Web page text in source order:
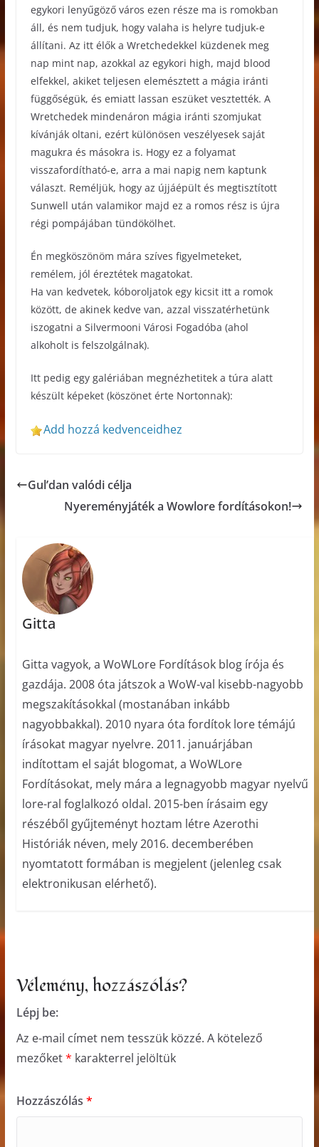
egykori lenyűgöző város ezen része ma is romokban
áll, és nem tudjuk, hogy valaha is helyre tudjuk-e
állítani. Az itt élők a Wretchedekkel küzdenek meg
nap mint nap, azokkal az egykori high, majd blood
elfekkel, akiket teljesen elemésztett a mágia iránti
függőségük, és emiatt lassan eszüket vesztették. A
Wretchedek mindenáron mágia iránti szomjukat
kívánják oltani, ezért különösen veszélyesek saját
magukra és másokra is. Hogy ez a folyamat
visszafordítható-e, arra a mai napig nem kaptunk
választ. Reméljük, hogy az újjáépült és megtisztított
Sunwell után valamikor majd ez a romos rész is újra
régi pompájában tündökölhet.
Én megköszönöm mára szíves figyelmeteket,
remélem, jól éreztétek magatokat.
Ha van kedvetek, kóboroljatok egy kicsit itt a romok
között, de akinek kedve van, azzal visszatérhetünk
iszogatni a Silvermooni Városi Fogadóba (ahol
alkoholt is felszolgálnak).
Itt pedig egy galériában megnézhetitek a túra alatt
készült képeket (köszönet érte Nortonnak):
Add hozzá kedvenceidhez
Gul’dan valódi célja
Nyereményjáték a Wowlore fordításokon!
Gitta
Gitta vagyok, a WoWLore Fordítások blog írója és
gazdája. 2008 óta játszok a WoW-val kisebb-nagyobb
megszakításokkal (mostanában inkább
nagyobbakkal). 2010 nyara óta fordítok lore témájú
írásokat magyar nyelvre. 2011. januárjában
indítottam el saját blogomat, a WoWLore
Fordításokat, mely mára a legnagyobb magyar nyelvű
lore-ral foglalkozó oldal. 2015-ben írásaim egy
részéből gyűjteményt hoztam létre Azerothi
Históriák néven, mely 2016. decemberében
nyomtatott formában is megjelent (jelenleg csak
elektronikusan elérhető).
Vélemény, hozzászólás?
Lépj be:
Az e-mail címet nem tesszük közzé. A kötelező
mezőket* karakterrel jelöltük
Hozzászólás *